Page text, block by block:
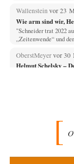
Wallenstein vor 23
Wie arm sind wir,
"Schneider trat 2022
„Zeitenwende“ und
OberstMeyervor 30
Helmut Schelsky –
Träumen von einem
»Der freie Wille ist